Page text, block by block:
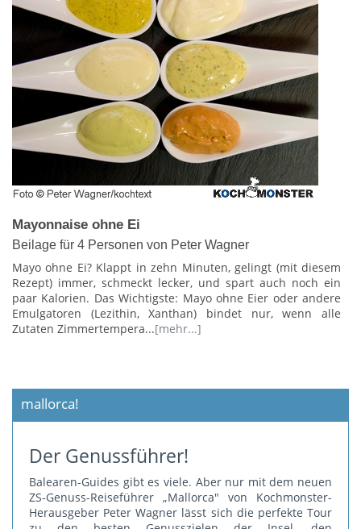
Mayonnaise ohne Ei
Beilage für 4 Personen von Peter Wagner
Mayo ohne Ei? Klappt in zehn Minuten, gelingt (mit diesem
Rezept) immer, schmeckt lecker, und spart auch noch ein
paar Kalorien. Das Wichtigste: Mayo ohne Eier oder andere
Emulgatoren (Lezithin, Xanthan) bindet nur, wenn alle
Zutaten Zimmertempera...[mehr...]
mallorca!
Der Genussführer!
Balearen-Guides gibt es viele. Aber nur mit dem neuen
ZS-Genuss-Reiseführer „Mallorca" von Kochmonster-
Herausgeber Peter Wagner lässt sich die perfekte Tour